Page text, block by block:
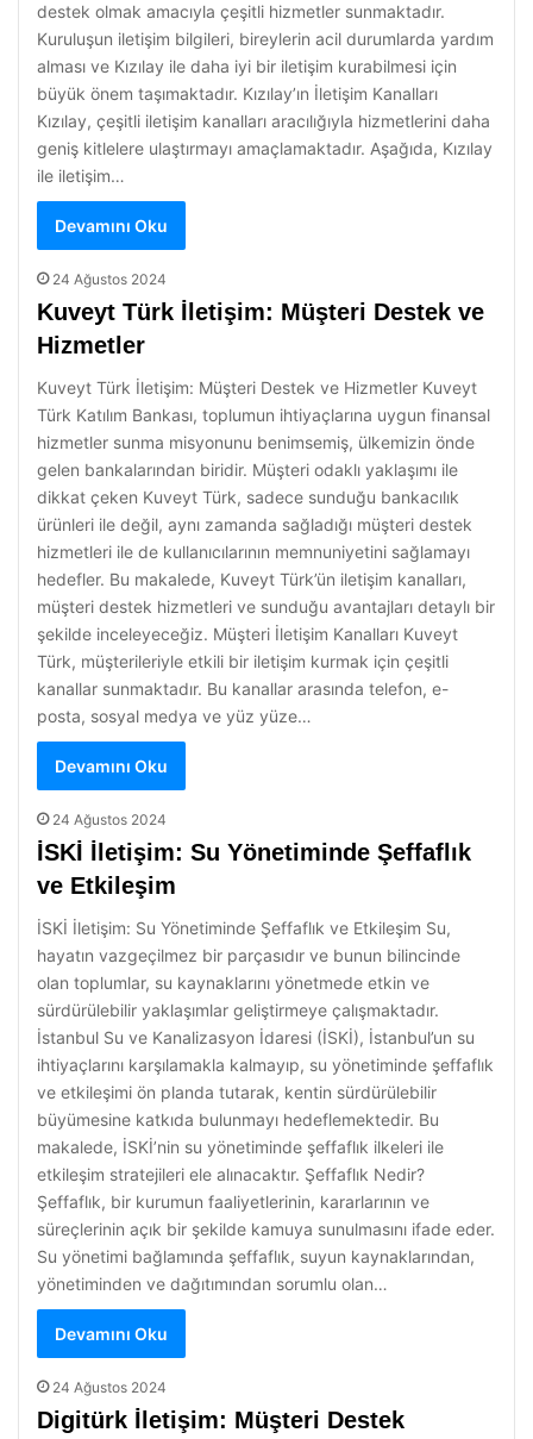
destek olmak amacıyla çeşitli hizmetler sunmaktadır.
Kuruluşun iletişim bilgileri, bireylerin acil durumlarda yardım
alması ve Kızılay ile daha iyi bir iletişim kurabilmesi için
büyük önem taşımaktadır. Kızılay’ın İletişim Kanalları
Kızılay, çeşitli iletişim kanalları aracılığıyla hizmetlerini daha
geniş kitlelere ulaştırmayı amaçlamaktadır. Aşağıda, Kızılay
ile iletişim…
Devamını Oku
24 Ağustos 2024
Kuveyt Türk İletişim: Müşteri Destek ve
Hizmetler
Kuveyt Türk İletişim: Müşteri Destek ve Hizmetler Kuveyt
Türk Katılım Bankası, toplumun ihtiyaçlarına uygun finansal
hizmetler sunma misyonunu benimsemiş, ülkemizin önde
gelen bankalarından biridir. Müşteri odaklı yaklaşımı ile
dikkat çeken Kuveyt Türk, sadece sunduğu bankacılık
ürünleri ile değil, aynı zamanda sağladığı müşteri destek
hizmetleri ile de kullanıcılarının memnuniyetini sağlamayı
hedefler. Bu makalede, Kuveyt Türk’ün iletişim kanalları,
müşteri destek hizmetleri ve sunduğu avantajları detaylı bir
şekilde inceleyeceğiz. Müşteri İletişim Kanalları Kuveyt
Türk, müşterileriyle etkili bir iletişim kurmak için çeşitli
kanallar sunmaktadır. Bu kanallar arasında telefon, e-
posta, sosyal medya ve yüz yüze…
Devamını Oku
24 Ağustos 2024
İSKİ İletişim: Su Yönetiminde Şeffaflık
ve Etkileşim
İSKİ İletişim: Su Yönetiminde Şeffaflık ve Etkileşim Su,
hayatın vazgeçilmez bir parçasıdır ve bunun bilincinde
olan toplumlar, su kaynaklarını yönetmede etkin ve
sürdürülebilir yaklaşımlar geliştirmeye çalışmaktadır.
İstanbul Su ve Kanalizasyon İdaresi (İSKİ), İstanbul’un su
ihtiyaçlarını karşılamakla kalmayıp, su yönetiminde şeffaflık
ve etkileşimi ön planda tutarak, kentin sürdürülebilir
büyümesine katkıda bulunmayı hedeflemektedir. Bu
makalede, İSKİ’nin su yönetiminde şeffaflık ilkeleri ile
etkileşim stratejileri ele alınacaktır. Şeffaflık Nedir?
Şeffaflık, bir kurumun faaliyetlerinin, kararlarının ve
süreçlerinin açık bir şekilde kamuya sunulmasını ifade eder.
Su yönetimi bağlamında şeffaflık, suyun kaynaklarından,
yönetiminden ve dağıtımından sorumlu olan…
Devamını Oku
24 Ağustos 2024
Digitürk İletişim: Müşteri Destek